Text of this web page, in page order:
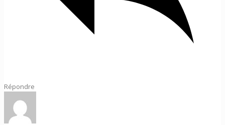
Répondre